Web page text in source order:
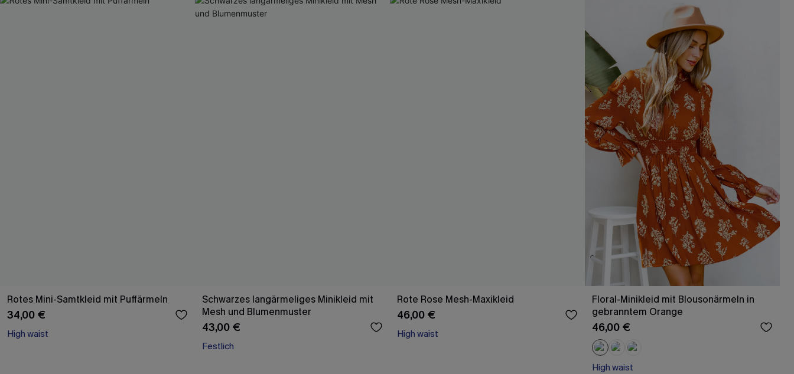
Rotes Mini-Samtkleid mit Puffärmeln
34,00 €
High waist
Schwarzes langärmeliges Minikleid mit
Mesh und Blumenmuster
43,00 €
Festlich
Rote Rose Mesh-Maxikleid
46,00 €
High waist
Floral-Minikleid mit Blousonärmeln in
gebranntem Orange
46,00 €
High waist